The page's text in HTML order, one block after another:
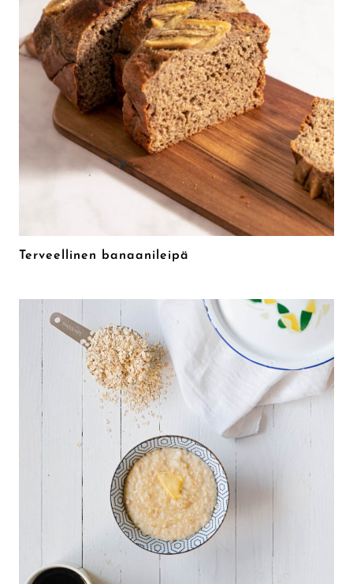
Terveellinen banaanileipä